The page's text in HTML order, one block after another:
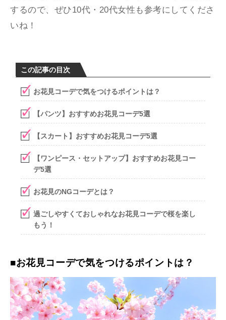
するので、ぜひ10代・20代女性も参考にしてくださ
いね！
この記事の目次
お花見コーデで気をつけるポイントは？
【パンツ】おすすめお花見コーデ5選
【スカート】おすすめお花見コーデ5選
【ワンピース・セットアップ】おすすめお花見コー
デ5選
お花見のNGコーデとは？
過ごしやすくておしゃれなお花見コーデで桜を楽し
もう！
■お花見コーデで気をつけるポイントは？